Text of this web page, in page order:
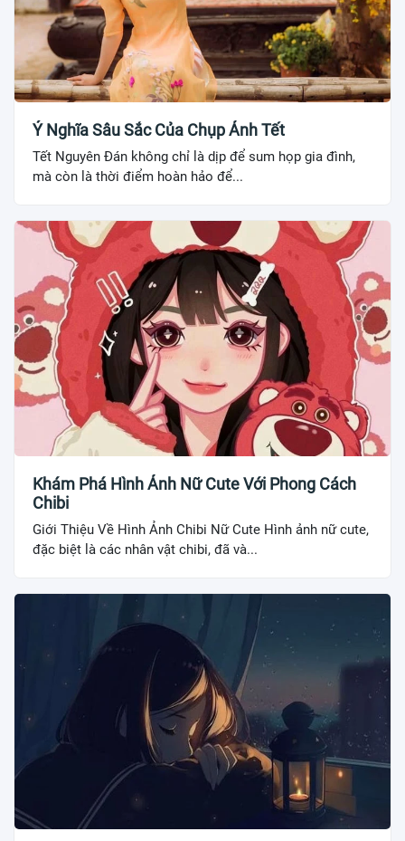
Ý Nghĩa Sâu Sắc Của Chụp Ảnh Tết
Tết Nguyên Đán không chỉ là dịp để sum họp gia đình,
mà còn là thời điểm hoàn hảo để...
Khám Phá Hình Ảnh Nữ Cute Với Phong Cách
Chibi
Giới Thiệu Về Hình Ảnh Chibi Nữ Cute Hình ảnh nữ cute,
đặc biệt là các nhân vật chibi, đã và...